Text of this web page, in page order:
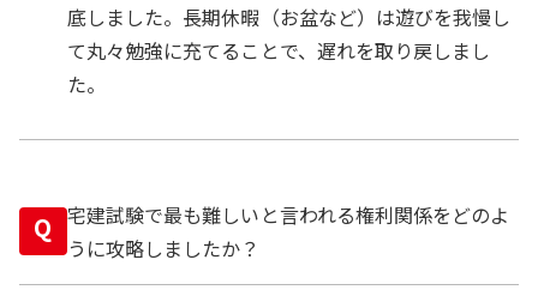
底しました。長期休暇（お盆など）は遊びを我慢し
て丸々勉強に充てることで、遅れを取り戻しまし
た。
Q 宅建試験で最も難しいと言われる権利関係をどのよ
うに攻略しましたか？